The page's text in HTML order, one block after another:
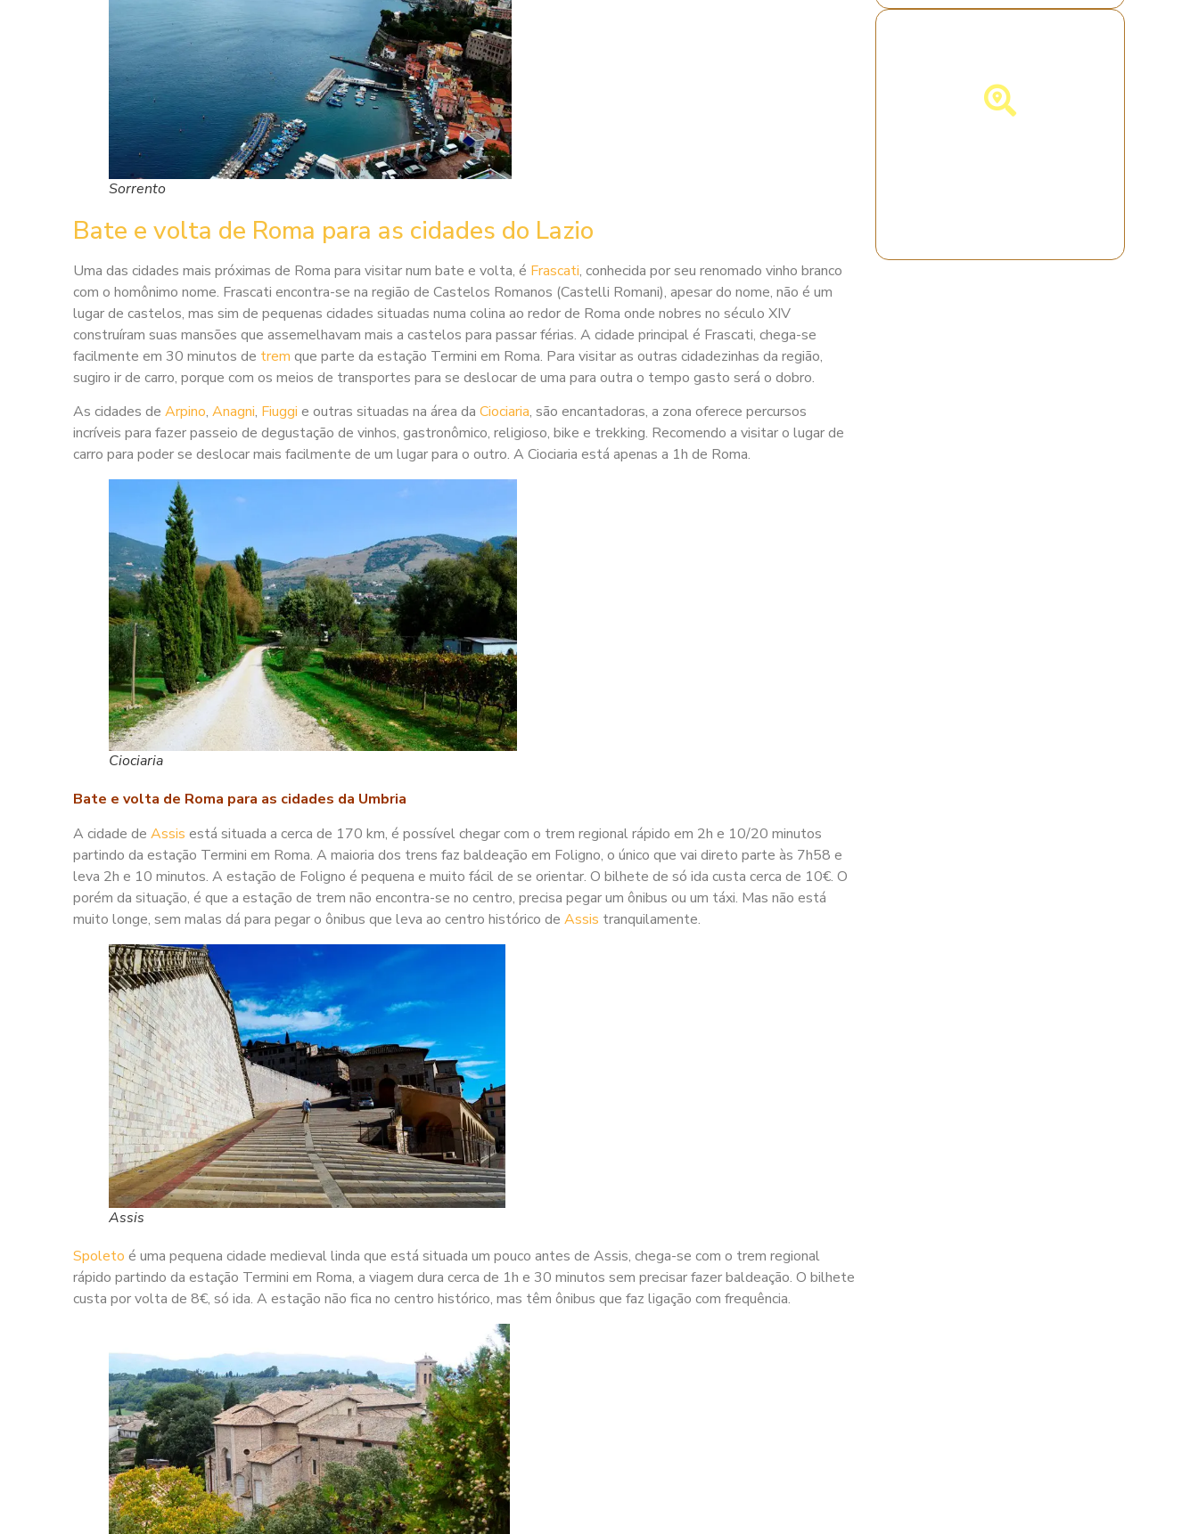
Sorrento
Bate e volta de Roma para as cidades do Lazio
Uma das cidades mais próximas de Roma para visitar num bate e volta, é Frascati, conhecida por seu renomado vinho branco
com o homônimo nome. Frascati encontra-se na região de Castelos Romanos (Castelli Romani), apesar do nome, não é um
lugar de castelos, mas sim de pequenas cidades situadas numa colina ao redor de Roma onde nobres no século XIV
construíram suas mansões que assemelhavam mais a castelos para passar férias. A cidade principal é Frascati, chega-se
facilmente em 30 minutos de trem que parte da estação Termini em Roma. Para visitar as outras cidadezinhas da região,
sugiro ir de carro, porque com os meios de transportes para se deslocar de uma para outra o tempo gasto será o dobro.
As cidades de Arpino, Anagni, Fiuggi e outras situadas na área da Ciociaria, são encantadoras, a zona oferece percursos
incríveis para fazer passeio de degustação de vinhos, gastronômico, religioso, bike e trekking. Recomendo a visitar o lugar de
carro para poder se deslocar mais facilmente de um lugar para o outro. A Ciociaria está apenas a 1h de Roma.
Ciociaria
Bate e volta de Roma para as cidades da Umbria
A cidade de Assis está situada a cerca de 170 km, é possível chegar com o trem regional rápido em 2h e 10/20 minutos
partindo da estação Termini em Roma. A maioria dos trens faz baldeação em Foligno, o único que vai direto parte às 7h58 e
leva 2h e 10 minutos. A estação de Foligno é pequena e muito fácil de se orientar. O bilhete de só ida custa cerca de 10€. O
porém da situação, é que a estação de trem não encontra-se no centro, precisa pegar um ônibus ou um táxi. Mas não está
muito longe, sem malas dá para pegar o ônibus que leva ao centro histórico de Assis tranquilamente.
Assis
Spoleto é uma pequena cidade medieval linda que está situada um pouco antes de Assis, chega-se com o trem regional
rápido partindo da estação Termini em Roma, a viagem dura cerca de 1h e 30 minutos sem precisar fazer baldeação. O bilhete
custa por volta de 8€, só ida. A estação não fica no centro histórico, mas têm ônibus que faz ligação com frequência.